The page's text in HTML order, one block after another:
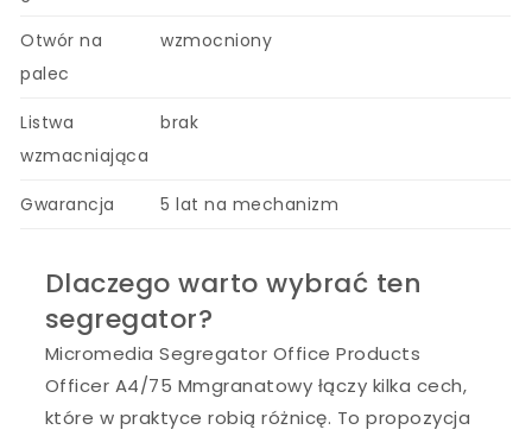
Otwór na
palec
wzmocniony
Listwa
wzmacniająca
brak
Gwarancja 5 lat na mechanizm
Dlaczego warto wybrać ten
segregator?
Micromedia Segregator Office Products
Officer A4/75 Mmgranatowy łączy kilka cech,
które w praktyce robią różnicę. To propozycja